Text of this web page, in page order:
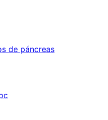
de páncreas